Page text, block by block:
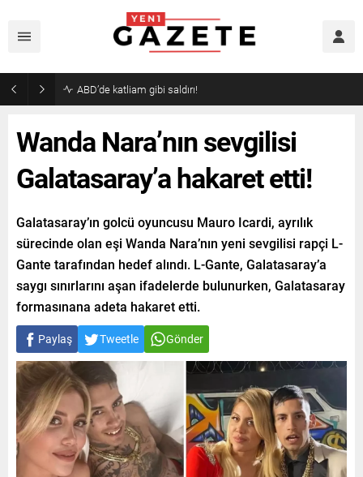
ABD’de katliam gibi saldırı!
Wanda Nara’nın sevgilisi
Galatasaray’a hakaret etti!
Galatasaray’ın golcü oyuncusu Mauro Icardi, ayrılık
sürecinde olan eşi Wanda Nara’nın yeni sevgilisi rapçi L-
Gante tarafından hedef alındı. L-Gante, Galatasaray’a
saygı sınırlarını aşan ifadelerde bulunurken, Galatasaray
formasınana adeta hakaret etti.
Paylaş Tweetle Gönder